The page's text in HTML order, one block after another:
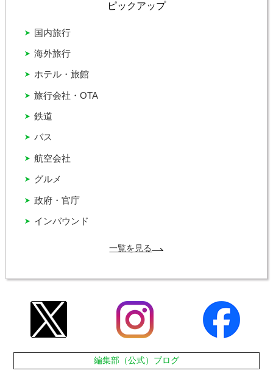
ピックアップ
インバウンド
グルメ
バス
ホテル・旅館
国内旅行
政府・官庁
旅行会社・OTA
海外旅行
航空会社
鉄道
一覧を見る
編集部（公式）ブログ